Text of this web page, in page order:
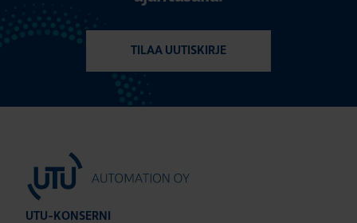
TILAA UUTISKIRJE
UTU-KONSERNI